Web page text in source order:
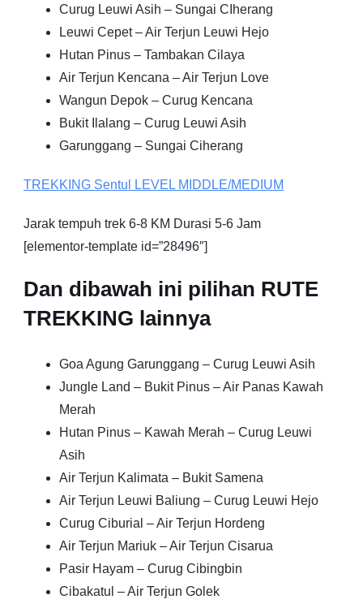
Curug Leuwi Asih – Sungai CIherang
Leuwi Cepet – Air Terjun Leuwi Hejo
Hutan Pinus – Tambakan Cilaya
Air Terjun Kencana – Air Terjun Love
Wangun Depok – Curug Kencana
Bukit Ilalang – Curug Leuwi Asih
Garunggang – Sungai Ciherang
TREKKING Sentul LEVEL MIDDLE/MEDIUM
Jarak tempuh trek 6-8 KM Durasi 5-6 Jam
[elementor-template id=”28496″]
Dan dibawah ini pilihan RUTE
TREKKING lainnya
Goa Agung Garunggang – Curug Leuwi Asih
Jungle Land – Bukit Pinus – Air Panas Kawah
Merah
Hutan Pinus – Kawah Merah – Curug Leuwi
Asih
Air Terjun Kalimata – Bukit Samena
Air Terjun Leuwi Baliung – Curug Leuwi Hejo
Curug Ciburial – Air Terjun Hordeng
Air Terjun Mariuk – Air Terjun Cisarua
Pasir Hayam – Curug Cibingbin
Cibakatul – Air Terjun Golek